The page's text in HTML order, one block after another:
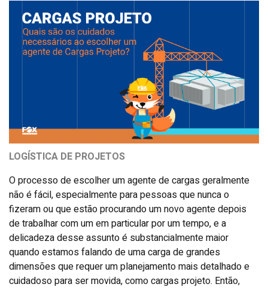
LOGÍSTICA DE PROJETOS
O processo de escolher um agente de cargas geralmente
não é fácil, especialmente para pessoas que nunca o
fizeram ou que estão procurando um novo agente depois
de trabalhar com um em particular por um tempo, e a
delicadeza desse assunto é substancialmente maior
quando estamos falando de uma carga de grandes
dimensões que requer um planejamento mais detalhado e
cuidadoso para ser movida, como cargas projeto. Então,